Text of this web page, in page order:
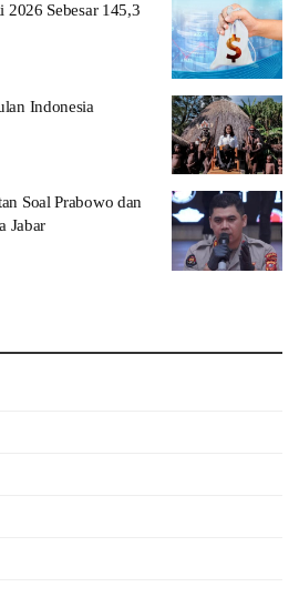
2026 Sebesar 145,3
Indonesia
Soal Prabowo dan
Jabar